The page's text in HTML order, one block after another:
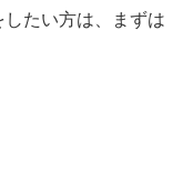
たい方は、まずは